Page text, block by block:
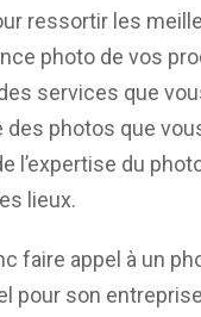
ressortir les
photo de vos
services que
des photos que
l’expertise du
lieux.
faire appel à un
pour son